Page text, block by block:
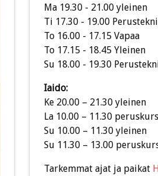
Ma 19.30 - 21.00 yleinen
Ti 17.30 - 19.00
To 16.00 - 17.15 Vapaa
To 17.15 - 18.45 Yleinen
Su 18.00 - 19.30
Iaido:
Ke 20.00 – 21.30 yleinen
La 10.00 – 11.30
Su 10.00 – 11.30 yleinen
Su 11.30 – 13.00
Tarkemmat ajat ja paikat